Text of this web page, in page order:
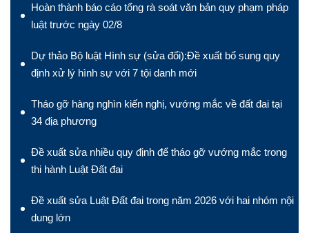
Hoàn thành báo cáo tổng rà soát văn bản quy phạm pháp
luật trước ngày 02/8
Dự thảo Bộ luật Hình sự (sửa đổi):Đề xuất bổ sung quy
định xử lý hình sự với 7 tội danh mới
Tháo gỡ hàng nghìn kiến nghị, vướng mắc về đất đai tại
34 địa phương
Đề xuất sửa nhiều quy định để tháo gỡ vướng mắc trong
thi hành Luật Đất đai
Đề xuất sửa Luật Đất đai trong năm 2026 với hai nhóm nội
dung lớn